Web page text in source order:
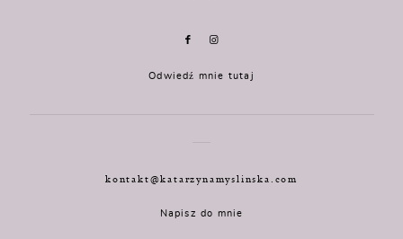
Odwiedź mnie tutaj
kontakt@katarzynamyslinska.com
Napisz do mnie